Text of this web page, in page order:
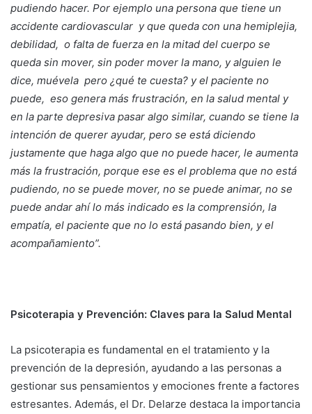
pudiendo hacer. Por ejemplo una persona que tiene un
accidente cardiovascular y que queda con una hemiplejia,
debilidad, o falta de fuerza en la mitad del cuerpo se
queda sin mover, sin poder mover la mano, y alguien le
dice, muévela pero ¿qué te cuesta? y el paciente no
puede, eso genera más frustración, en la salud mental y
en la parte depresiva pasar algo similar, cuando se tiene la
intención de querer ayudar, pero se está diciendo
justamente que haga algo que no puede hacer, le aumenta
más la frustración, porque ese es el problema que no está
pudiendo, no se puede mover, no se puede animar, no se
puede andar ahí lo más indicado es la comprensión, la
empatía, el paciente que no lo está pasando bien, y el
acompañamiento”.
Psicoterapia y Prevención: Claves para la Salud Mental
La psicoterapia es fundamental en el tratamiento y la
prevención de la depresión, ayudando a las personas a
gestionar sus pensamientos y emociones frente a factores
estresantes. Además, el Dr. Delarze destaca la importancia